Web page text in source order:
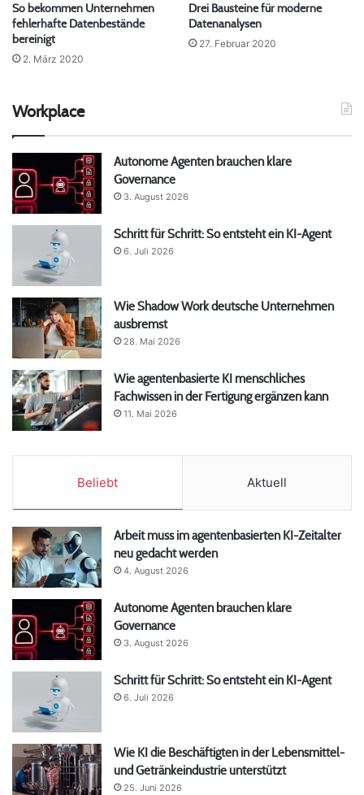
So bekommen Unternehmen
fehlerhafte Datenbestände
bereinigt
2. März 2020
Drei Bausteine für moderne
Datenanalysen
27. Februar 2020
Workplace
Autonome Agenten brauchen klare
Governance
3. August 2026
Schritt für Schritt: So entsteht ein KI-Agent
6. Juli 2026
Wie Shadow Work deutsche Unternehmen
ausbremst
28. Mai 2026
Wie agentenbasierte KI menschliches
Fachwissen in der Fertigung ergänzen kann
11. Mai 2026
Beliebt Aktuell
Arbeit muss im agentenbasierten KI-Zeitalter
neu gedacht werden
4. August 2026
Autonome Agenten brauchen klare
Governance
3. August 2026
Schritt für Schritt: So entsteht ein KI-Agent
6. Juli 2026
Wie KI die Beschäftigten in der Lebensmittel-
und Getränkeindustrie unterstützt
25. Juni 2026